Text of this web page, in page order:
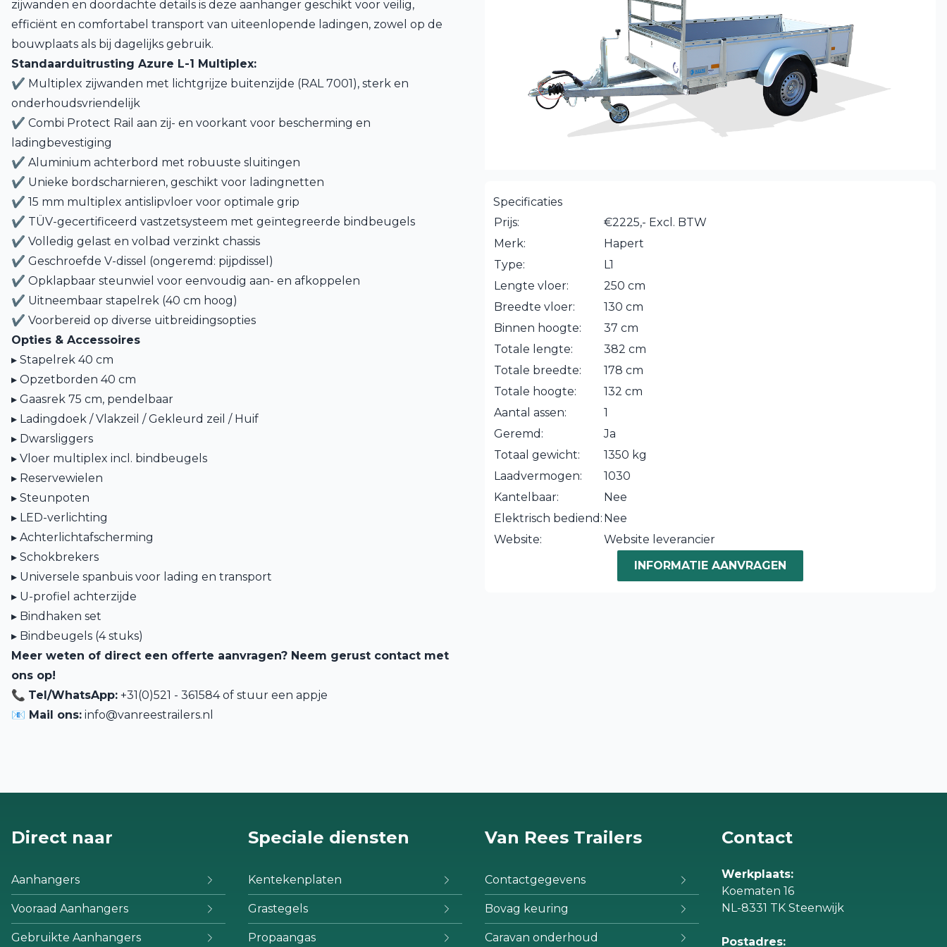
zijwanden en doordachte details is deze aanhanger geschikt voor veilig,
efficiënt en comfortabel transport van uiteenlopende ladingen, zowel op de
bouwplaats als bij dagelijks gebruik.
Standaarduitrusting Azure L-1 Multiplex:
✔ Multiplex zijwanden met lichtgrijze buitenzijde (RAL 7001), sterk en
onderhoudsvriendelijk
✔ Combi Protect Rail aan zij- en voorkant voor bescherming en
ladingbevestiging
✔ Aluminium achterbord met robuuste sluitingen
✔ Unieke bordscharnieren, geschikt voor ladingnetten
✔ 15 mm multiplex antislipvloer voor optimale grip
✔ TÜV-gecertificeerd vastzetsysteem met geïntegreerde bindbeugels
✔ Volledig gelast en volbad verzinkt chassis
✔ Geschroefde V-dissel (ongeremd: pijpdissel)
✔ Opklapbaar steunwiel voor eenvoudig aan- en afkoppelen
✔ Uitneembaar stapelrek (40 cm hoog)
✔ Voorbereid op diverse uitbreidingsopties
Opties & Accessoires
▸ Stapelrek 40 cm
▸ Opzetborden 40 cm
▸ Gaasrek 75 cm, pendelbaar
▸ Ladingdoek / Vlakzeil / Gekleurd zeil / Huif
▸ Dwarsliggers
▸ Vloer multiplex incl. bindbeugels
▸ Reservewielen
▸ Steunpoten
▸ LED-verlichting
▸ Achterlichtafscherming
▸ Schokbrekers
▸ Universele spanbuis voor lading en transport
▸ U-profiel achterzijde
▸ Bindhaken set
▸ Bindbeugels (4 stuks)
Meer weten of direct een offerte aanvragen? Neem gerust contact met
ons op!
📞 Tel/WhatsApp: +31(0)521 - 361584 of stuur een appje
📧 Mail ons: info@vanreestrailers.nl
Specificaties
Prijs:
€2225,- Excl. BTW
Merk:
Hapert
Type:
L1
Lengte vloer:
250 cm
Breedte vloer:
130 cm
Binnen hoogte:
37 cm
Totale lengte:
382 cm
Totale breedte:
178 cm
Totale hoogte:
132 cm
Aantal assen:
1
Geremd:
Ja
Totaal gewicht:
1350 kg
Laadvermogen:
1030
Kantelbaar:
Nee
Elektrisch bediend: Nee
Website:
Website leverancier
INFORMATIE AANVRAGEN
Direct naar
Aanhangers
Vooraad Aanhangers
Gebruikte Aanhangers
Speciale diensten
Kentekenplaten
Grastegels
Propaangas
Van Rees Trailers
Contactgegevens
Bovag keuring
Caravan onderhoud
Contact
Werkplaats:
Koematen 16
NL-8331 TK Steenwijk
Postadres: